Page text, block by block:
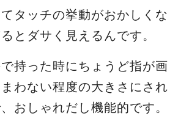
タッチの挙動がおかしくな
とダサく見えるんです。
持った時にちょうど指が画
わない程度の大きさにされ
おしゃれだし機能的です。